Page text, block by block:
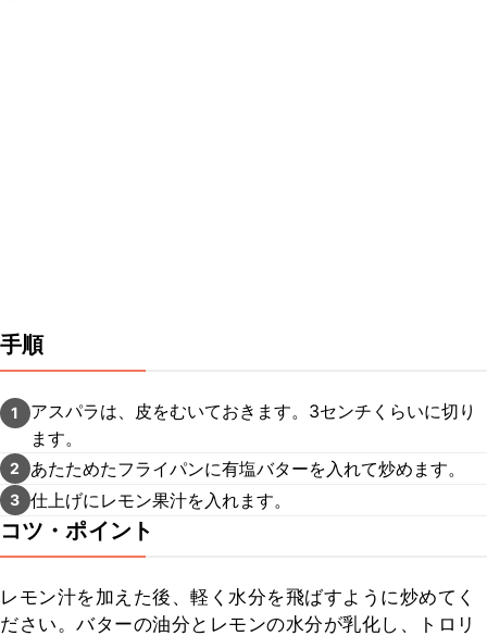
手順
1
アスパラは、皮をむいておきます。3センチくらいに切り
ます。
2 あたためたフライパンに有塩バターを入れて炒めます。
3 仕上げにレモン果汁を入れます。
コツ・ポイント
レモン汁を加えた後、軽く水分を飛ばすように炒めてく
ださい。バターの油分とレモンの水分が乳化し、トロリ